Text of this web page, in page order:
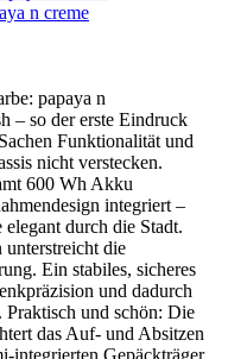
n creme
papaya n
– so der erste Eindruck
Funktionalität und
nicht verstecken.
600 Wh Akku
integriert –
durch die Stadt.
die
Ein stabiles, sicheres
und dadurch
und schön: Die
das Auf- und Absitzen
integrierten Gepäckträger.